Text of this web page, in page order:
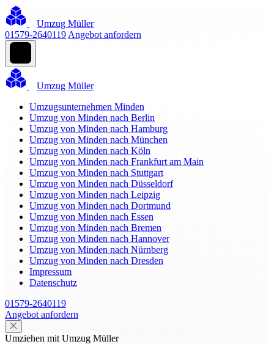
Umzug Müller
01579-2640119 Angebot anfordern
Umzug Müller
Umzugsunternehmen Minden
Umzug von Minden nach Berlin
Umzug von Minden nach Hamburg
Umzug von Minden nach München
Umzug von Minden nach Köln
Umzug von Minden nach Frankfurt am Main
Umzug von Minden nach Stuttgart
Umzug von Minden nach Düsseldorf
Umzug von Minden nach Leipzig
Umzug von Minden nach Dortmund
Umzug von Minden nach Essen
Umzug von Minden nach Bremen
Umzug von Minden nach Hannover
Umzug von Minden nach Nürnberg
Umzug von Minden nach Dresden
Impressum
Datenschutz
01579-2640119
Angebot anfordern
Umziehen mit Umzug Müller